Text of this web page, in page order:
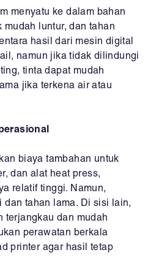
menyatu ke dalam bahan
luntur, dan tahan
hasil dari mesin digital
namun jika tidak dilindungi
tinta dapat mudah
jika terkena air atau
biaya tambahan untuk
dan alat heat press,
relatif tinggi. Namun,
tahan lama. Di sisi lain,
terjangkau dan mudah
perawatan berkala
printer agar hasil tetap